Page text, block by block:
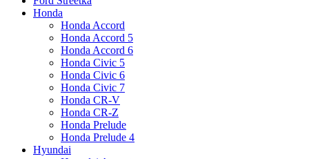
Honda
Honda Accord
Honda Accord 5
Honda Accord 6
Honda Civic 5
Honda Civic 6
Honda Civic 7
Honda CR-V
Honda CR-Z
Honda Prelude
Honda Prelude 4
Hyundai